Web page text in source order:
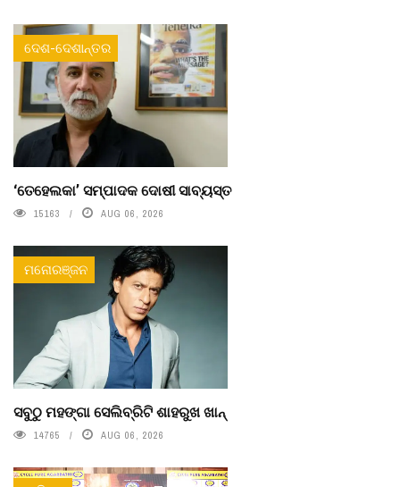
ଦେଶ-ଦେଶାନ୍ତର
‘ତେହେଲକା’ ସମ୍ପାଦକ ଦୋଷୀ ସାବ୍ୟସ୍ତ
15163 AUG 06, 2026
ମନୋରଞ୍ଜନ
ସବୁଠୁ ମହଙ୍ଗା ସେଲିବ୍ରିଟି ଶାହରୁଖ ଖାନ୍
14765 AUG 06, 2026